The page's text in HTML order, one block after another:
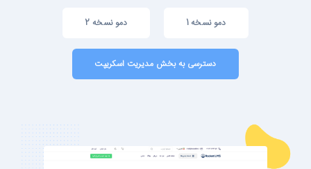
دمو نسخه 1 دمو نسخه 2
دسترسی به بخش مدیریت اسکریپت